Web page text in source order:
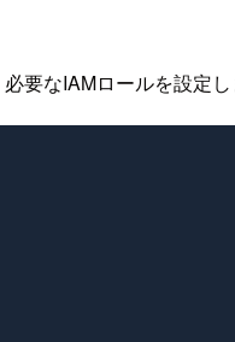
要なIAMロールを設定し